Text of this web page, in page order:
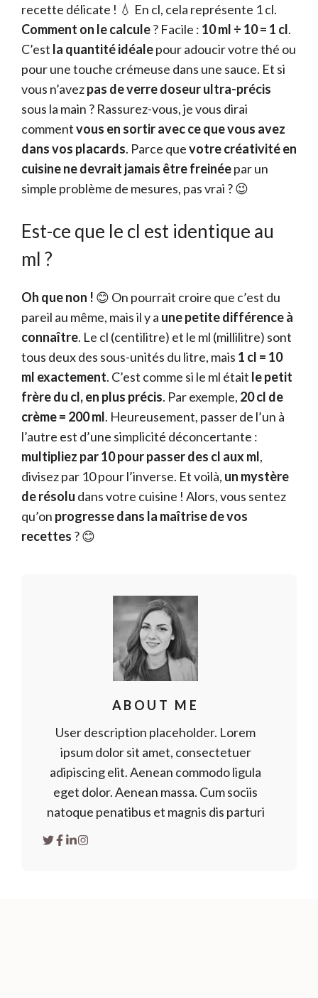
recette délicate ! 💧 En cl, cela représente 1 cl.
Comment on le calcule? Facile : 10 ml ÷ 10 = 1 cl.
C’est la quantité idéalepour adoucir votre thé ou
pour une touche crémeuse dans une sauce. Et si
vous n’avezpas de verre doseur ultra-précis
sous la main ? Rassurez-vous, je vous dirai
commentvous en sortir avec ce que vous avez
dans vos placards. Parce quevotre créativité en
cuisine ne devrait jamais être freinéepar un
simple problème de mesures, pas vrai ? 😉
Est-ce que le cl est identique au
ml ?
Oh que non ! 😊 On pourrait croire que c’est du
pareil au même, mais il y a une petite différence à
connaître. Le cl (centilitre) et le ml (millilitre) sont
tous deux des sous-unités du litre, mais 1 cl = 10
ml exactement. C’est comme si le ml était le petit
frère du cl, en plus précis. Par exemple, 20 cl de
crème = 200 ml. Heureusement, passer de l’un à
l’autre est d’une simplicité déconcertante :
multipliez par 10 pour passer des cl aux ml,
divisez par 10 pour l’inverse. Et voilà, un mystère
de résolu dans votre cuisine ! Alors, vous sentez
qu’on progresse dans la maîtrise de vos
recettes ? 😊
ABOUT ME
User description placeholder. Lorem
ipsum dolor sit amet, consectetuer
adipiscing elit. Aenean commodo ligula
eget dolor. Aenean massa. Cum sociis
natoque penatibus et magnis dis parturi